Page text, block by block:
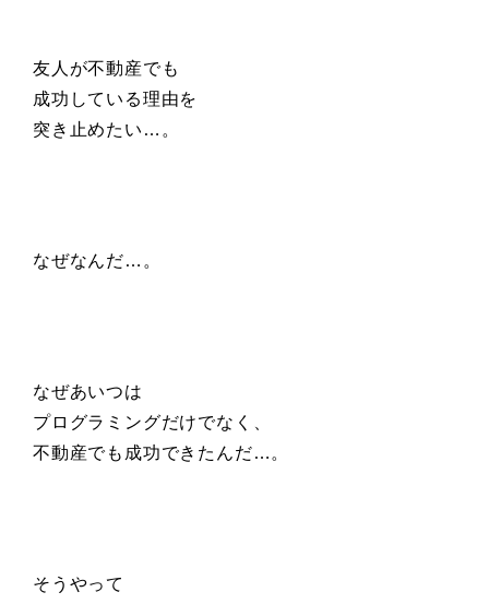
友人が不動産でも
成功している理由を
突き止めたい…。
なぜなんだ…。
なぜあいつは
プログラミングだけでなく、
不動産でも成功できたんだ…。
そうやって